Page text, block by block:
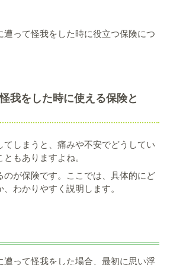
って怪我をした時に役立つ保険につ
我をした時に使える保険と
てしまうと、痛みや不安でどうしてい
もありますよね。
のが保険です。ここでは、具体的にど
わかりやすく説明します。
遭って怪我をした場合、最初に思い浮